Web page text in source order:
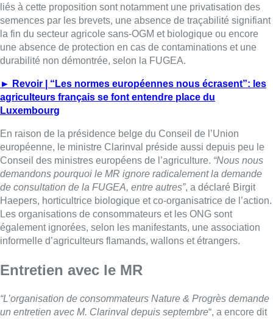
liés à cette proposition sont notamment une privatisation des
semences par les brevets, une absence de traçabilité signifiant
la fin du secteur agricole sans-OGM et biologique ou encore
une absence de protection en cas de contaminations et une
durabilité non démontrée, selon la FUGEA.
► Revoir | “Les normes européennes nous écrasent”: les
agriculteurs français se font entendre place du
Luxembourg
En raison de la présidence belge du Conseil de l’Union
européenne, le ministre Clarinval préside aussi depuis peu le
Conseil des ministres européens de l’agriculture. “Nous nous
demandons pourquoi le MR ignore radicalement la demande
de consultation de la FUGEA, entre autres”, a déclaré Birgit
Haepers, horticultrice biologique et co-organisatrice de l’action.
Les organisations de consommateurs et les ONG sont
également ignorées, selon les manifestants, une association
informelle d’agriculteurs flamands, wallons et étrangers.
Entretien avec le MR
“L’organisation de consommateurs Nature & Progrès demande
un entretien avec M. Clarinval depuis septembre“, a encore dit